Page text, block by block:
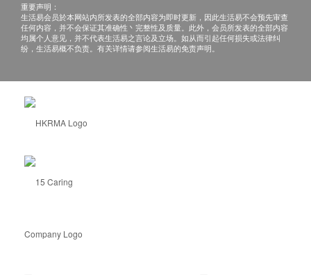
重要声明：
生活易会员於本网站内所发表的全部内容为即时更新，因此生活易不会预先审查
任何内容，并不会保证其准确性丶完整性及质量。此外，会员所发表的全部内容
均属个人意见，并不代表生活易之言论及立场。如从而引起任何损失或法律纠
纷，生活易概不负责。有关详情请参阅生活易的免责声明。